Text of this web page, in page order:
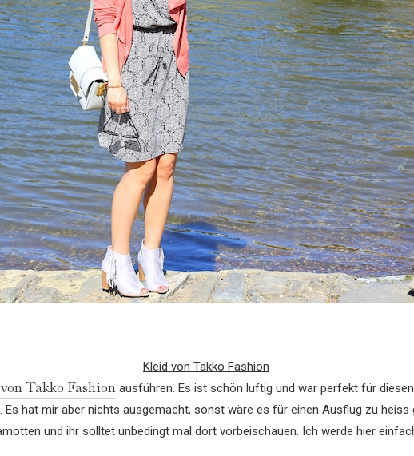
Kleid von Takko Fashion
Takko Fashionausführen. Es ist schön luftig und war perfekt für
Es hat mir aber nichts ausgemacht, sonst wäre es für einen Ausflug zu
und ihr solltet unbedingt mal dort vorbeischauen. Ich werde hier